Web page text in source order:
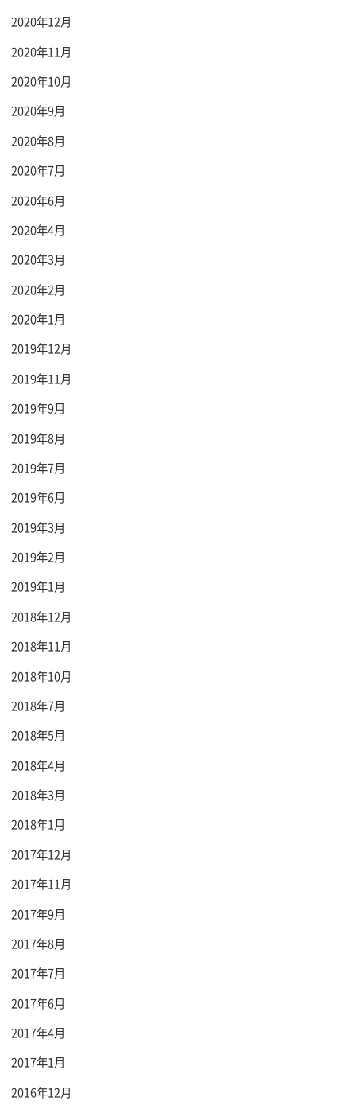
2020年12月
2020年11月
2020年10月
2020年9月
2020年8月
2020年7月
2020年6月
2020年4月
2020年3月
2020年2月
2020年1月
2019年12月
2019年11月
2019年9月
2019年8月
2019年7月
2019年6月
2019年3月
2019年2月
2019年1月
2018年12月
2018年11月
2018年10月
2018年7月
2018年5月
2018年4月
2018年3月
2018年1月
2017年12月
2017年11月
2017年9月
2017年8月
2017年7月
2017年6月
2017年4月
2017年1月
2016年12月